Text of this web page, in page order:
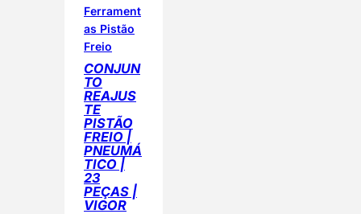
Ferrament
as Pistão
Freio
CONJUN
TO
REAJUS
TE
PISTÃO
FREIO |
PNEUMÁ
TICO |
23
PEÇAS |
VIGOR